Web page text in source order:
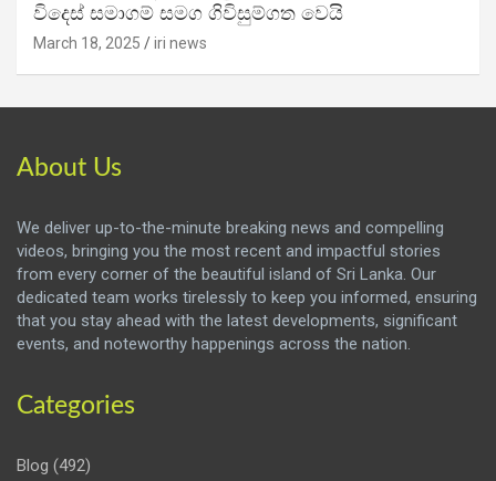
විදෙස් සමාගම් සමග ගිවිසුම්ගත වෙයි
March 18, 2025 iri news
About Us
We deliver up-to-the-minute breaking news and compelling
videos, bringing you the most recent and impactful stories
from every corner of the beautiful island of Sri Lanka. Our
dedicated team works tirelessly to keep you informed, ensuring
that you stay ahead with the latest developments, significant
events, and noteworthy happenings across the nation.
Categories
Blog (492)